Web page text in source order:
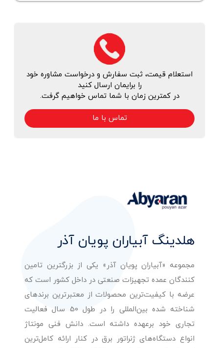
استعلام قیمت، ثبت سفارش و درخواست مشاوره خود
را برایمان ارسال کنید
در کمترین زمان با شما تماس خواهیم گرفت.
تماس با ما
هلدینگ آبیاران پویان آذر
مجموعه «آبیاران پویان آذر» یکی از بزرگترین تامین
کنندگان عمده تجهیزات صنعتی در داخل کشور است که
عرضه با کیفیت‌ترین محصولات از معتبرترین برندهای
شناخته شده بین‌المللی را در طول 50 سال فعالیت
تجاری خود برعهده داشته است. دانش فنی مونتاژ
انواع دستگاه‌های ژنراتور برق در کنار ارائه کامل‌ترین